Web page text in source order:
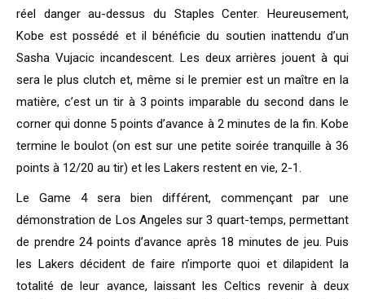
réel danger au-dessus du Staples Center. Heureusement,
Kobe est possédé et il bénéficie du soutien inattendu d’un
Sasha Vujacic incandescent. Les deux arrières jouent à qui
sera le plus clutch et, même si le premier est un maître en la
matière, c’est un tir à 3 points imparable du second dans le
corner qui donne 5 points d’avance à 2 minutes de la fin. Kobe
termine le boulot (on est sur une petite soirée tranquille à 36
points à 12/20 au tir) et les Lakers restent en vie, 2-1.
Le Game 4 sera bien différent, commençant par une
démonstration de Los Angeles sur 3 quart-temps, permettant
de prendre 24 points d’avance après 18 minutes de jeu. Puis
les Lakers décident de faire n’importe quoi et dilapident la
totalité de leur avance, laissant les Celtics revenir à deux